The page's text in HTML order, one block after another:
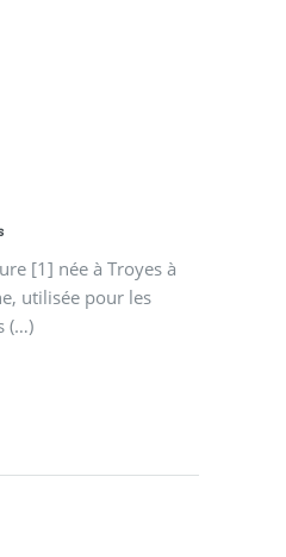
[1] née à Troyes à
utilisée pour les
(…)